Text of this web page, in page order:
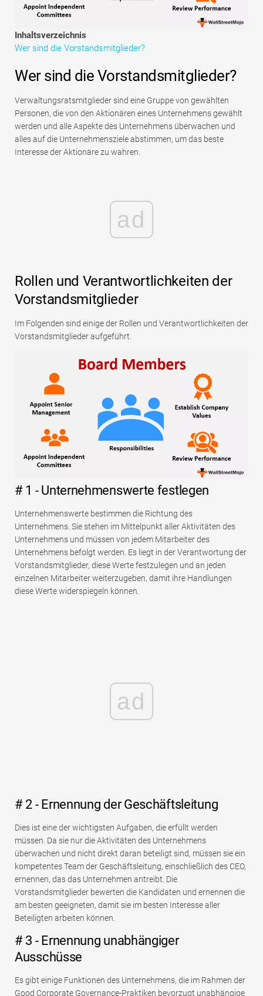
Tutorials zur Finanzmodellierung
Vollständige Form
Inhaltsverzeichnis
Wer sind die Vorstandsmitglieder?
Wer sind die Vorstandsmitglieder?
Verwaltungsratsmitglieder sind eine Gruppe von gewählten
Personen, die von den Aktionären eines Unternehmens gewählt
werden und alle Aspekte des Unternehmens überwachen und
alles auf die Unternehmensziele abstimmen, um das beste
Interesse der Aktionäre zu wahren.
ad
Rollen und Verantwortlichkeiten der
Vorstandsmitglieder
Im Folgenden sind einige der Rollen und Verantwortlichkeiten der
Vorstandsmitglieder aufgeführt.
# 1 - Unternehmenswerte festlegen
Unternehmenswerte bestimmen die Richtung des
Unternehmens. Sie stehen im Mittelpunkt aller Aktivitäten des
Unternehmens und müssen von jedem Mitarbeiter des
Unternehmens befolgt werden. Es liegt in der Verantwortung der
Vorstandsmitglieder, diese Werte festzulegen und an jeden
einzelnen Mitarbeiter weiterzugeben, damit ihre Handlungen
diese Werte widerspiegeln können.
ad
# 2 - Ernennung der Geschäftsleitung
Dies ist eine der wichtigsten Aufgaben, die erfüllt werden
müssen. Da sie nur die Aktivitäten des Unternehmens
überwachen und nicht direkt daran beteiligt sind, müssen sie ein
kompetentes Team der Geschäftsleitung, einschließlich des CEO,
ernennen, das das Unternehmen antreibt. Die
Vorstandsmitglieder bewerten die Kandidaten und ernennen die
am besten geeigneten, damit sie im besten Interesse aller
Beteiligten arbeiten können.
# 3 - Ernennung unabhängiger
Ausschüsse
Es gibt einige Funktionen des Unternehmens, die im Rahmen der
Good Corporate Governance-Praktiken bevorzugt unabhängige